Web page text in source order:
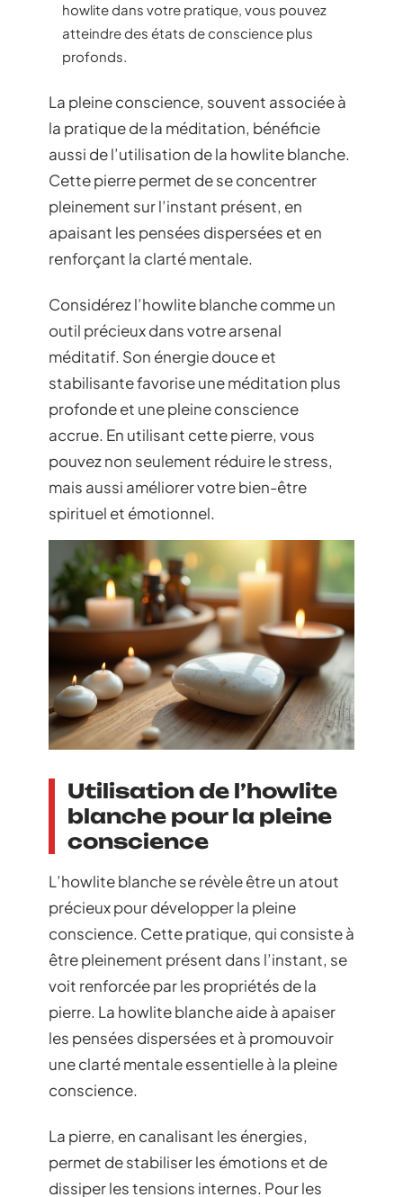
howlite dans votre pratique, vous pouvez
atteindre des états de conscience plus
profonds.
La pleine conscience, souvent associée à
la pratique de la méditation, bénéficie
aussi de l’utilisation de la howlite blanche.
Cette pierre permet de se concentrer
pleinement sur l’instant présent, en
apaisant les pensées dispersées et en
renforçant la clarté mentale.
Considérez l’howlite blanche comme un
outil précieux dans votre arsenal
méditatif. Son énergie douce et
stabilisante favorise une méditation plus
profonde et une pleine conscience
accrue. En utilisant cette pierre, vous
pouvez non seulement réduire le stress,
mais aussi améliorer votre bien-être
spirituel et émotionnel.
Utilisation de l’howlite
blanche pour la pleine
conscience
L’howlite blanche se révèle être un atout
précieux pour développer la pleine
conscience. Cette pratique, qui consiste à
être pleinement présent dans l’instant, se
voit renforcée par les propriétés de la
pierre. La howlite blanche aide à apaiser
les pensées dispersées et à promouvoir
une clarté mentale essentielle à la pleine
conscience.
La pierre, en canalisant les énergies,
permet de stabiliser les émotions et de
dissiper les tensions internes. Pour les